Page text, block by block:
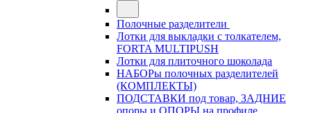
Полочные разделители
Лотки для выкладки с толкателем,
FORTA MULTIPUSH
Лотки для плиточного шоколада
НАБОРы полочных разделителей
(КОМПЛЕКТЫ)
ПОДСТАВКИ под товар, ЗАДНИЕ
опоры и ОПОРЫ на профиле